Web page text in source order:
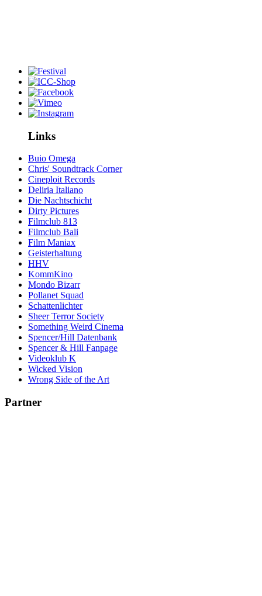
Links
Buio Omega
Chris' Soundtrack Corner
Cineploit Records
Deliria Italiano
Die Nachtschicht
Dirty Pictures
Filmclub 813
Filmclub Bali
Film Maniax
Geisterhaltung
HHV
KommKino
Mondo Bizarr
Pollanet Squad
Schattenlichter
Sheer Terror Society
Something Weird Cinema
Spencer/Hill Datenbank
Spencer & Hill Fanpage
Videoklub K
Wicked Vision
Wrong Side of the Art
Partner